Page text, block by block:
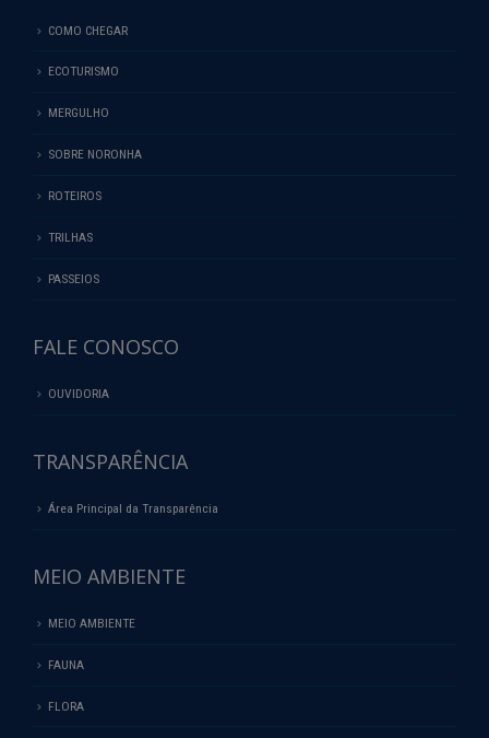
COMO CHEGAR
ECOTURISMO
MERGULHO
SOBRE NORONHA
ROTEIROS
TRILHAS
PASSEIOS
FALE CONOSCO
OUVIDORIA
TRANSPARÊNCIA
Área Principal da Transparência
MEIO AMBIENTE
MEIO AMBIENTE
FAUNA
FLORA